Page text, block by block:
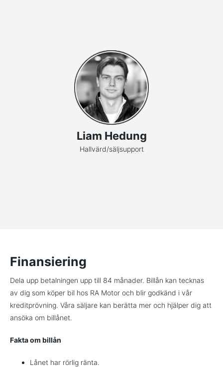
Liam Hedung
Hallvärd/säljsupport
Finansiering
Dela upp betalningen upp till 84 månader. Billån kan tecknas
av dig som köper bil hos RA Motor och blir godkänd i vår
kreditprövning. Våra säljare kan berätta mer och hjälper dig att
ansöka om billånet.
Fakta om billån
Lånet har rörlig ränta.